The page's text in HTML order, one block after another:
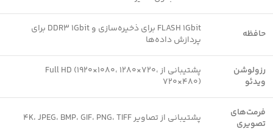
حافظه
FLASH 1Gbit برای ذخیره‌سازی و DDR3 1Gbit برای
پردازش داده‌ها
رزولوشن
ویدئو
پشتیبانی از Full HD (1920×1080، 1280×720،
720×480)
فرمت‌های
تصویری
پشتیبانی از تصاویر 4K، JPEG، BMP، GIF، PNG، TIFF